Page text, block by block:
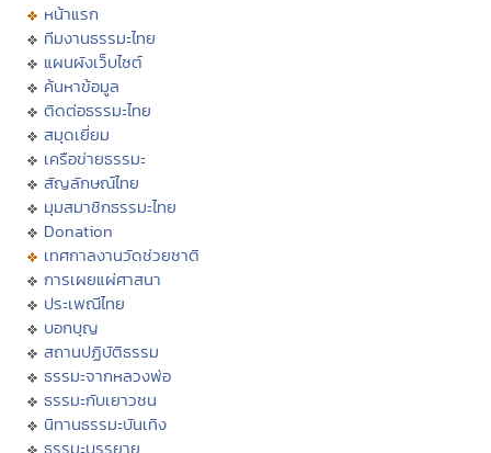
หน้าแรก
ทีมงานธรรมะไทย
แผนผังเว็บไซต์
ค้นหาข้อมูล
ติดต่อธรรมะไทย
สมุดเยี่ยม
เครือข่ายธรรมะ
สัญลักษณ์ไทย
มุมสมาชิกธรรมะไทย
Donation
เทศกาลงานวัดช่วยชาติ
การเผยแผ่ศาสนา
ประเพณีไทย
บอกบุญ
สถานปฏิบัติธรรม
ธรรมะจากหลวงพ่อ
ธรรมะกับเยาวชน
นิทานธรรมะบันเทิง
ธรรมะบรรยาย